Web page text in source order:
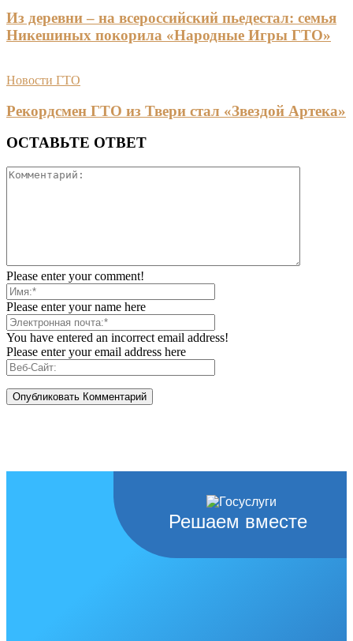
Из деревни – на всероссийский пьедестал: семья
Никешиных покорила «Народные Игры ГТО»
Новости ГТО
Рекордсмен ГТО из Твери стал «Звездой Артека»
ОСТАВЬТЕ ОТВЕТ
Please enter your comment!
Please enter your name here
You have entered an incorrect email address!
Please enter your email address here
Решаем вместе